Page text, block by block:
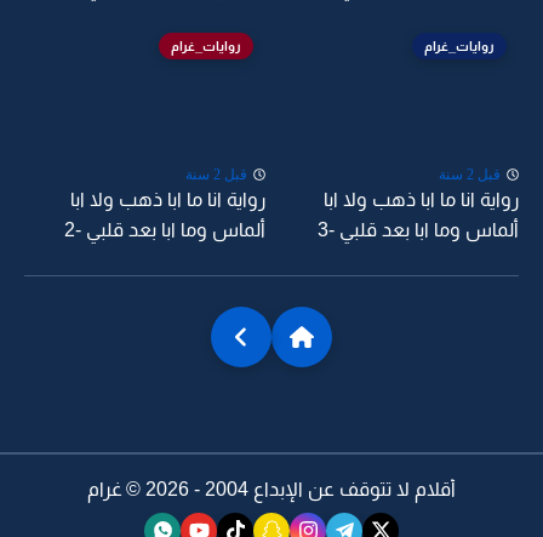
روايات_غرام
قبل 2 سنة
رواية انا ما ابا ذهب ولا ابا
ألماس وما ابا بعد قلبي -3
روايات_غرام
قبل 2 سنة
رواية انا ما ابا ذهب ولا ابا
ألماس وما ابا بعد قلبي -2
أقلام لا تتوقف عن الإبداع 2004 - 2026 © غرام